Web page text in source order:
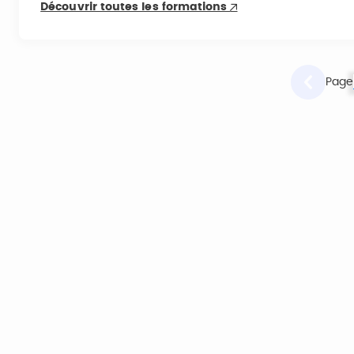
Découvrir toutes les formations
Page